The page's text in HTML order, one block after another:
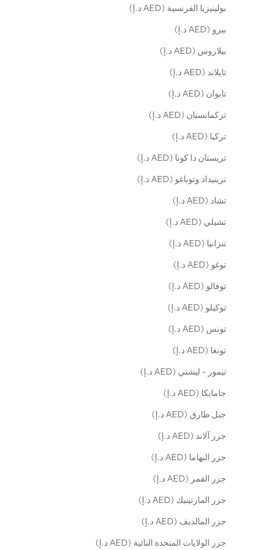
بولينيزيا الفرنسية (AED د.إ)
بيرو (AED د.إ)
بيلاروس (AED د.إ)
تايلاند (AED د.إ)
تايوان (AED د.إ)
تركمانستان (AED د.إ)
تركيا (AED د.إ)
تريستان دا كونا (AED د.إ)
ترينيداد وتوباغو (AED د.إ)
تشاد (AED د.إ)
تشيلي (AED د.إ)
تنزانيا (AED د.إ)
توغو (AED د.إ)
توفالو (AED د.إ)
توكيلو (AED د.إ)
تونس (AED د.إ)
تونغا (AED د.إ)
تيمور - ليشتي (AED د.إ)
جامايكا (AED د.إ)
جبل طارق (AED د.إ)
جزر آلاند (AED د.إ)
جزر البهاما (AED د.إ)
جزر القمر (AED د.إ)
جزر المارتينيك (AED د.إ)
جزر المالديف (AED د.إ)
جزر الولايات المتحدة النائية (AED د.إ)